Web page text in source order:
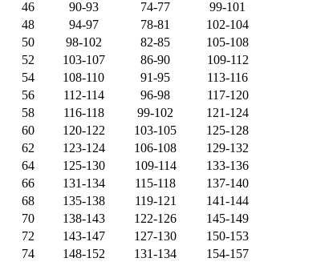
46
90-93 74-77
99-101
48
94-97 78-81
102-104
50
98-102 82-85
105-108
52
103-107 86-90
109-112
54
108-110 91-95
113-116
56
112-114 96-98
117-120
58
116-118 99-102
121-124
60
120-122 103-105
125-128
62
123-124 106-108
129-132
64
125-130 109-114
133-136
66
131-134 115-118
137-140
68
135-138 119-121
141-144
70
138-143 122-126
145-149
72
143-147 127-130
150-153
74
148-152 131-134 154-157